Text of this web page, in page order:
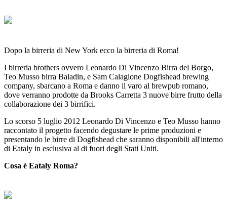
Dopo la birreria di New York ecco la birreria di Roma!
I birreria brothers ovvero Leonardo Di Vincenzo Birra del Borgo,
Teo Musso birra Baladin, e Sam Calagione Dogfishead brewing
company, sbarcano a Roma e danno il varo al brewpub romano,
dove verranno prodotte da Brooks Carretta 3 nuove birre frutto della
collaborazione dei 3 birrifici.
Lo scorso 5 luglio 2012 Leonardo Di Vincenzo e Teo Musso hanno
raccontato il progetto facendo degustare le prime produzioni e
presentando le birre di Dogfishead che saranno disponibili all'interno
di Eataly in esclusiva al di fuori degli Stati Uniti.
Cosa è Eataly Roma?